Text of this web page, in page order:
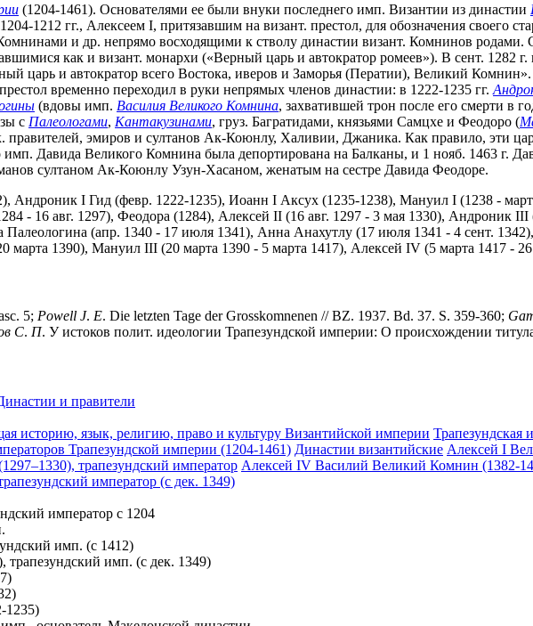
(1204-1461). Основателями ее были внуки последнего имп. Византии из династии
1212 гг., Алексеем I, притязавшим на визант. престол, для обозначения своего
и др. непрямо восходящими к стволу династии визант. Комнинов родами.
как и визант. монархи («Верный царь и автократор ромеев»). В сент. 1282 г.
царь и автократор всего Востока, иверов и Заморья (Ператии), Великий
временно переходил в руки непрямых членов династии: в 1222-1235 гг.
(вдовы имп. Василия Великого Комнина, захватившей трон после его смерти в
с Палеологами, Кантакузинами, груз. Багратидами, князьями Самцхе и Феодоро (
эмиров и султанов Ак-Коюнлу, Халивии, Джаника. Как правило, эти
имп. Давида Великого Комнина была депортирована на Балканы, и 1 нояб. 1463 г.
султаном Ак-Коюнлу Узун-Хасаном, женатым на сестре Давида Феодоре.
Андроник I Гид (февр. 1222-1235), Иоанн I Аксух (1235-1238), Мануил I (1238 -
- 16 авг. 1297), Феодора (1284), Алексей II (16 авг. 1297 - 3 мая 1330), Андроник
(апр. 1340 - 17 июля 1341), Анна Анахутлу (17 июля 1341 - 4 сент.
марта 1390), Мануил III (20 марта 1390 - 5 марта 1417), Алексей IV (5 марта 1417 -
5; Powell J. E. Die letzten Tage der Grosskomnenen // BZ. 1937. Bd. 37. S. 359-360;
С. П. У истоков полит. идеологии Трапезундской империи: О происхождении
и правители
историю, язык, религию, право и культуру Византийской империи Трапезундская
Трапезундской империи (1204-1461) Династии византийские Алексей I
трапезундский император Алексей IV Василий Великий Комнин (1382-
император (с дек. 1349)
император с 1204
имп. (с 1412)
имп. (с дек. 1349)
1235)